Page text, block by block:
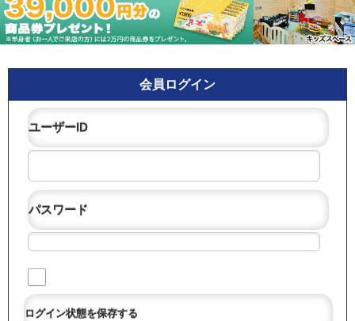
会員ログイン
ユーザーID
パスワード
ログイン状態を保存する